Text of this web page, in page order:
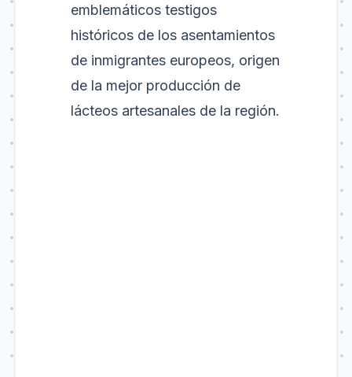
emblemáticos testigos
históricos de los asentamientos
de inmigrantes europeos, origen
de la mejor producción de
lácteos artesanales de la región.